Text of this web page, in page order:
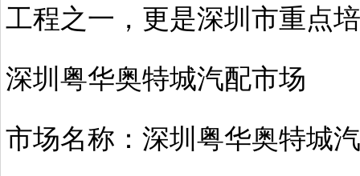
工程之一，更是深圳市重点
深圳粤华奥特城汽配市场
市场名称：深圳粤华奥特城